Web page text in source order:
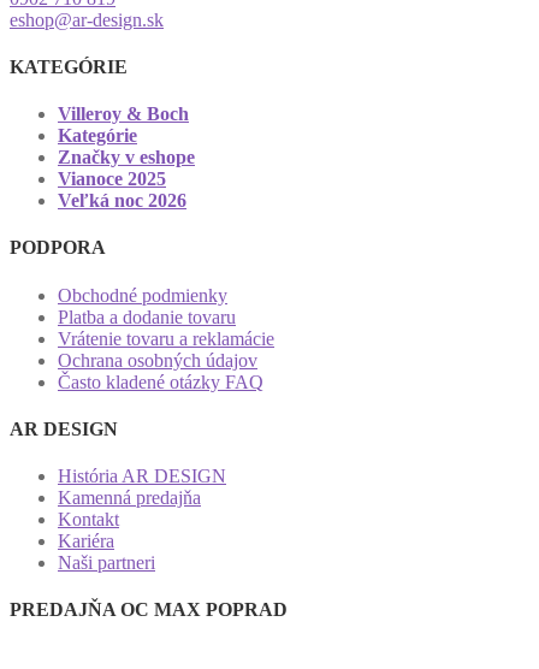
eshop@ar-design.sk
KATEGÓRIE
Villeroy & Boch
Kategórie
Značky v eshope
Vianoce 2025
Veľká noc 2026
PODPORA
Obchodné podmienky
Platba a dodanie tovaru
Vrátenie tovaru a reklamácie
Ochrana osobných údajov
Často kladené otázky FAQ
AR DESIGN
História AR DESIGN
Kamenná predajňa
Kontakt
Kariéra
Naši partneri
PREDAJŇA OC MAX POPRAD